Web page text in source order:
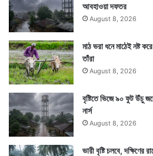
সবই করেছিলেন দিনের পর দিন
থেকে রেহাই পেতে। যদিও তাঁর এই
কাহিনি কিছুদিনের জন্য হলেও তাঁকে
ঘটেছে উত্তরপ্রদেশের ইটাওয়ায়।
নিয়ে লেখা
আবহাওয়া দফতর
August 8, 2026
মাঠ ভরা ধনে মাঠেই নষ্ট
তাঁরা
August 8, 2026
বৃষ্টিতে ভিজে ৯০ ফুট উঁচু
নার্স
August 8, 2026
ভারী বৃষ্টি চলবে, দক্ষিণের